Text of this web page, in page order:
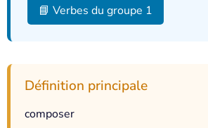
📘 Verbes du groupe 1
Définition principale
composer